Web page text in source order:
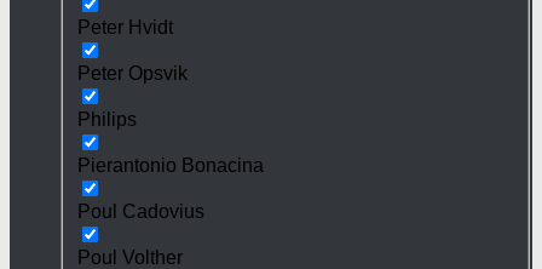
Peter Hvidt
Peter Opsvik
Philips
Pierantonio Bonacina
Poul Cadovius
Poul Volther